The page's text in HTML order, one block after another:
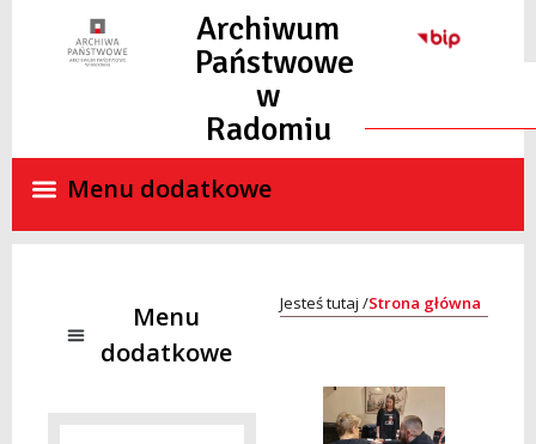
Archiwum
Państwowe
w
Radomiu
Strona główna